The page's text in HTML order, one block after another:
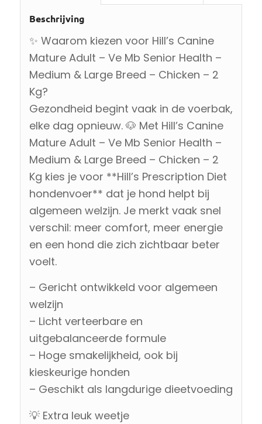
Beschrijving
✨ Waarom kiezen voor Hill’s Canine
Mature Adult – Ve Mb Senior Health –
Medium & Large Breed – Chicken – 2
Kg?
Gezondheid begint vaak in de voerbak,
elke dag opnieuw. 🐶 Met Hill’s Canine
Mature Adult – Ve Mb Senior Health –
Medium & Large Breed – Chicken – 2
Kg kies je voor **Hill’s Prescription Diet
hondenvoer** dat je hond helpt bij
algemeen welzijn. Je merkt vaak snel
verschil: meer comfort, meer energie
en een hond die zich zichtbaar beter
voelt.
– Gericht ontwikkeld voor algemeen
welzijn
– Licht verteerbare en
uitgebalanceerde formule
– Hoge smakelijkheid, ook bij
kieskeurige honden
– Geschikt als langdurige dieetvoeding
💡 Extra leuk weetje